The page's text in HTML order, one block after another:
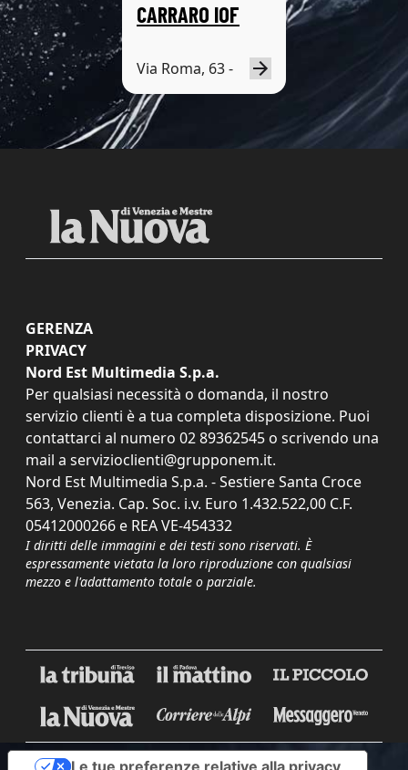
CARRARO IOF
Via Roma, 63 -
GERENZA
PRIVACY
Nord Est Multimedia S.p.a.
Per qualsiasi necessità o domanda, il nostro
servizio clienti è a tua completa disposizione. Puoi
contattarci al numero 02 89362545 o scrivendo una
mail a servizioclienti@grupponem.it.
Nord Est Multimedia S.p.a. - Sestiere Santa Croce
563, Venezia. Cap. Soc. i.v. Euro 1.432.522,00 C.F.
05412000266 e REA VE-454332
I diritti delle immagini e dei testi sono riservati. È
espressamente vietata la loro riproduzione con qualsiasi
mezzo e l'adattamento totale o parziale.
Le tue preferenze relative alla privacy